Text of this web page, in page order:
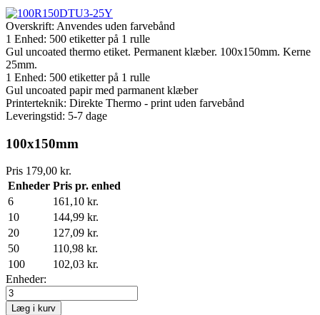
Overskrift: Anvendes uden farvebånd
1 Enhed: 500 etiketter på 1 rulle
Gul uncoated thermo etiket. Permanent klæber. 100x150mm. Kerne
25mm.
1 Enhed: 500 etiketter på 1 rulle
Gul uncoated papir med parmanent klæber
Printerteknik: Direkte Thermo - print uden farvebånd
Leveringstid: 5-7 dage
100x150mm
Pris 179,00 kr.
Enheder Pris pr. enhed
6
161,10 kr.
10
144,99 kr.
20
127,09 kr.
50
110,98 kr.
100
102,03 kr.
Enheder:
Læg i kurv